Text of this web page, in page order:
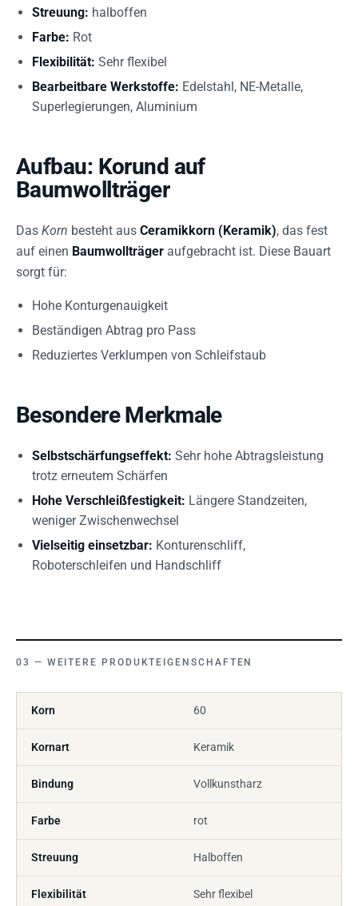
Streuung: halboffen
Farbe: Rot
Flexibilität: Sehr flexibel
Bearbeitbare Werkstoffe: Edelstahl, NE-Metalle,
Superlegierungen, Aluminium
Aufbau: Korund auf
Baumwollträger
Das Korn besteht aus Ceramikkorn (Keramik), das fest
auf einen Baumwollträger aufgebracht ist. Diese Bauart
sorgt für:
Hohe Konturgenauigkeit
Beständigen Abtrag pro Pass
Reduziertes Verklumpen von Schleifstaub
Besondere Merkmale
Selbstschärfungseffekt: Sehr hohe Abtragsleistung
trotz erneutem Schärfen
Hohe Verschleißfestigkeit: Längere Standzeiten,
weniger Zwischenwechsel
Vielseitig einsetzbar: Konturenschliff,
Roboterschleifen und Handschliff
WEITERE PRODUKTEIGENSCHAFTEN
Korn 60
Kornart Keramik
Bindung Vollkunstharz
Farbe rot
Streuung Halboffen
Flexibilität Sehr flexibel